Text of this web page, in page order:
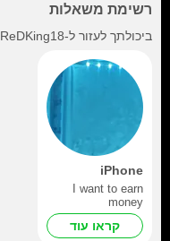
רשימת משאלות
ביכולתך לעזור ל-ReDKing18
iPhone
I want to earn
money
קראו עוד